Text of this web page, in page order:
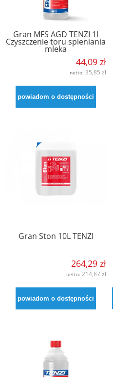
Gran MFS AGD TENZI 1l
Czyszczenie toru spieniania
mleka
44,09 zł
netto: 35,85 zł
powiadom o dostępności
Gran Ston 10L TENZI
264,29 zł
netto: 214,87 zł
powiadom o dostępności